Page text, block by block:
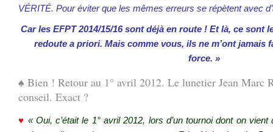
VÉRITÉ. Pour éviter que les mêmes erreurs se répètent avec
Car les EFPT 2014/15/16 sont déjà en route ! Et là, ce sont
redoute a priori. Mais comme vous, ils ne m’ont jamais
force. »
♠ Bien ! Retour au 1° avril 2012. Le lunetier Jean Marc
conseil. Exact ?
♥ « Oui, c’était le 1° avril 2012, lors d’un tournoi dont on vient